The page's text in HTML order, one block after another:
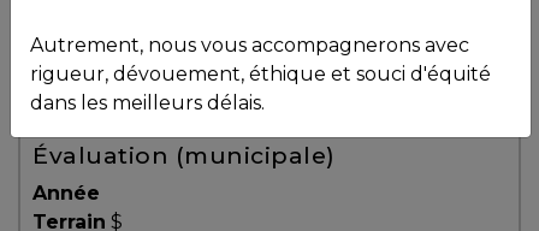
Équipe
Partenaires
Témoignages
Blogue
Évaluation (municipale)
Année
Terrain $
Autrement, nous vous accompagnerons avec
rigueur, dévouement, éthique et souci d'équité
dans les meilleurs délais.